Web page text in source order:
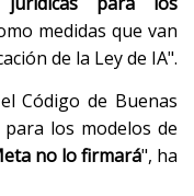
medidas que van
de la Ley de IA".
Código de Buenas
los modelos de
no lo firmará", ha